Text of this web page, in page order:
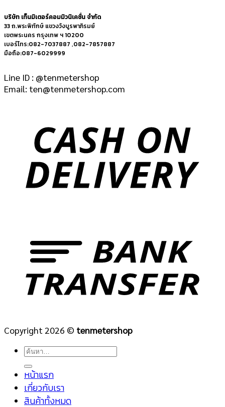
บริษัท เท็นมิเตอร์คอมมิวนิเคชั่น จำกัด
33 ถ.พระพิทักษ์ แขวงวังบูรพาภิรมย์
เขตพระนคร กรุงเทพ ฯ 10200
เบอร์โทร:082-7037887 ,082-7857887
มือถือ:087-6029999
Line ID : @tenmetershop
Email: ten@tenmetershop.com
Copyright 2026 © tenmetershop
ค้นหา:
หน้าแรก
เกี่ยวกับเรา
สินค้าทั้งหมด